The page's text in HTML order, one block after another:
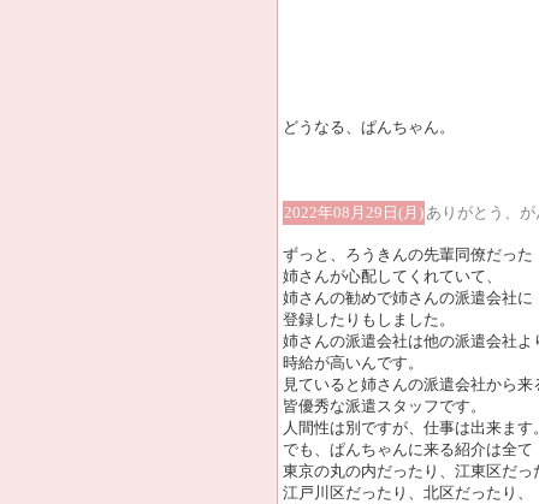
どうなる、ぱんちゃん。
2022年08月29日(月)ありがとう、
ずっと、ろうきんの先輩同僚だった
姉さんが心配してくれていて、
姉さんの勧めで姉さんの派遣会社に
登録したりもしました。
姉さんの派遣会社は他の派遣会社よ
時給が高いんです。
見ていると姉さんの派遣会社から来
皆優秀な派遣スタッフです。
人間性は別ですが、仕事は出来ます
でも、ぱんちゃんに来る紹介は全て
東京の丸の内だったり、江東区だっ
江戸川区だったり、北区だったり、